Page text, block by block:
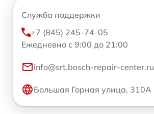
Служба поддержки
+7 (845) 245-74-05
Ежедневно с 9:00 до 21:00
info@srt.bosch-repair-center.ru
Большая Горная улица, 310А